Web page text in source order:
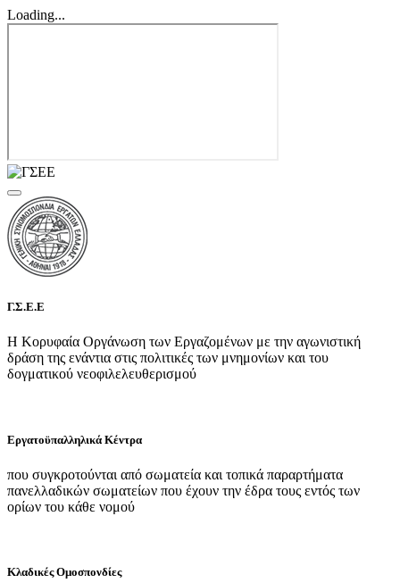
Loading...
Γ.Σ.Ε.Ε
Η Κορυφαία Οργάνωση των Εργαζομένων με την αγωνιστική
δράση της ενάντια στις πολιτικές των μνημονίων και του
δογματικού νεοφιλελευθερισμού
Εργατοϋπαλληλικά Κέντρα
που συγκροτούνται από σωματεία και τοπικά παραρτήματα
πανελλαδικών σωματείων που έχουν την έδρα τους εντός των
ορίων του κάθε νομού
Κλαδικές Ομοσπονδίες